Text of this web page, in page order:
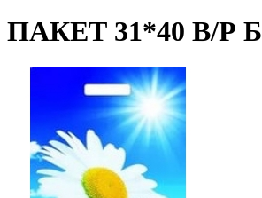
ПАКЕТ 31*40 В/Р